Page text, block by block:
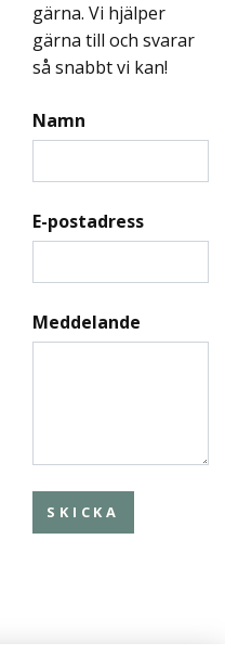
gärna. Vi hjälper
gärna till och svarar
så snabbt vi kan!
Namn
E-postadress
Meddelande
SKICKA